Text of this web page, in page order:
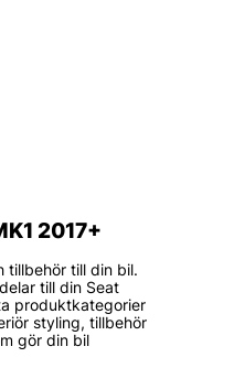
2017+
tillbehör till din bil.
till din Seat
produktkategorier
styling, tillbehör
gör din bil